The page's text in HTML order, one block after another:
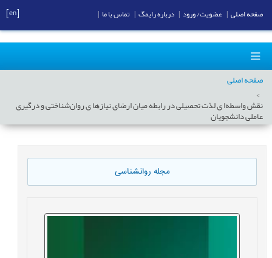
صفحه اصلی
نقش واسطه‌ا ی لذت تحصیلی در رابطه میان ارضای نیازها ی روان‌شناختی و درگیری
عاملی دانشجویان
مجله روانشناسی
صفحه اصلی عضویت/ ورود درباره رایمگ تماس با ما